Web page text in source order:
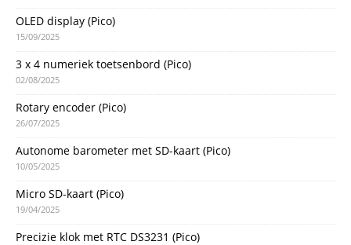
OLED display (Pico)
15/09/2025
3 x 4 numeriek toetsenbord (Pico)
02/08/2025
Rotary encoder (Pico)
26/07/2025
Autonome barometer met SD-kaart (Pico)
10/05/2025
Micro SD-kaart (Pico)
19/04/2025
Precizie klok met RTC DS3231 (Pico)